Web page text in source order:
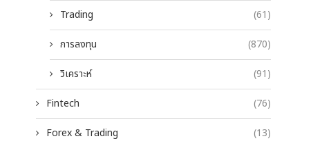
Trading (61)
การลงทุน (870)
วิเคราะห์ (91)
Fintech (76)
Forex & Trading (13)